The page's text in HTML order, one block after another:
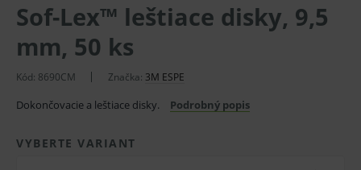
Sof-Lex™ leštiace disky, 9,5
mm, 50 ks
Kód: 8690CM Značka: 3M ESPE
Dokončovacie a leštiace disky. Podrobný popis
VYBERTE VARIANT